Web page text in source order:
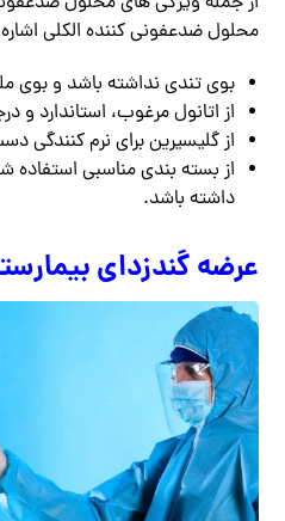
محلول ضدعفونی کننده الکلی
بوی تندی نداشته باشد و بوی
از اتانول مرغوب، استاندارد و درجه 1 استفاده شده
از گلیسیرین برای نرم کنندگی
از بسته بندی مناسبی استفاده
داشته باشد.
عرضه گندزدای